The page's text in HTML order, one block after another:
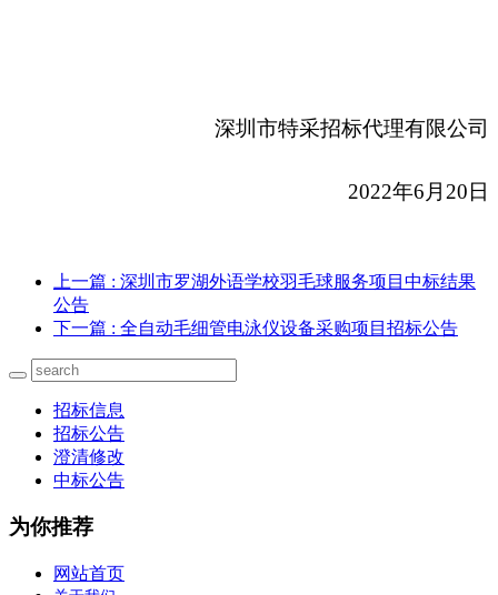
深圳市特采招标代理有限公司
2022年6月20日
上一篇 : 深圳市罗湖外语学校羽毛球服务项目中标结果
公告
下一篇 : 全自动毛细管电泳仪设备采购项目招标公告
招标信息
招标公告
澄清修改
中标公告
为你推荐
网站首页